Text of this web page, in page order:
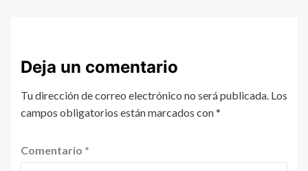
Deja un comentario
Tu dirección de correo electrónico no será publicada. Los
campos obligatorios están marcados con*
Comentario *